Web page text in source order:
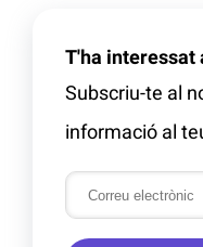
T'ha interessat
Subscriu-te al
informació al